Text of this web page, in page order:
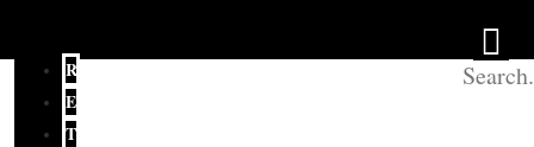
REDAKSI
EDITORIAL
TERKINI